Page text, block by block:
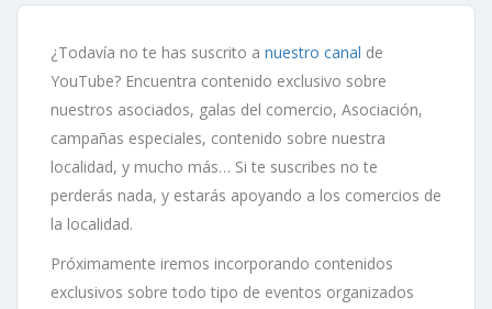
¿Todavía no te has suscrito a nuestro canal de
YouTube? Encuentra contenido exclusivo sobre
nuestros asociados, galas del comercio, Asociación,
campañas especiales, contenido sobre nuestra
localidad, y mucho más… Si te suscribes no te
perderás nada, y estarás apoyando a los comercios de
la localidad.
Próximamente iremos incorporando contenidos
exclusivos sobre todo tipo de eventos organizados